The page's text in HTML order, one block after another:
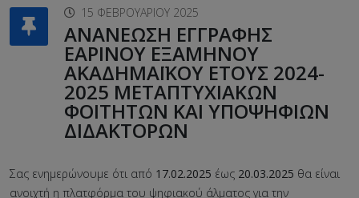
15 ΦΕΒΡΟΥΑΡΊΟΥ 2025
ΑΝΑΝΕΩΣΗ ΕΓΓΡΑΦΗΣ
ΕΑΡΙΝΟΥ ΕΞΑΜΗΝΟΥ
ΑΚΑΔΗΜΑΪΚΟΥ ΕΤΟΥΣ 2024-
2025 ΜΕΤΑΠΤΥΧΙΑΚΩΝ
ΦΟΙΤΗΤΩΝ ΚΑΙ ΥΠΟΨΗΦΙΩΝ
ΔΙΔΑΚΤΟΡΩΝ
Σας ενημερώνουμε ότι από 17.02.2025 έως 20.03.2025 θα είναι
ανοιχτή η πλατφόρμα του ψηφιακού άλματος για την